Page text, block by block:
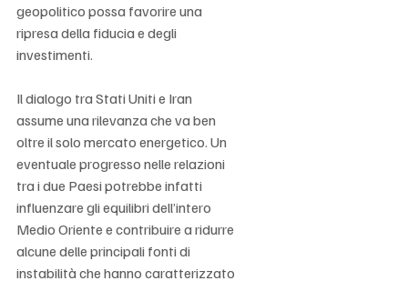
geopolitico possa favorire una
ripresa della fiducia e degli
investimenti.
Il dialogo tra Stati Uniti e Iran
assume una rilevanza che va ben
oltre il solo mercato energetico. Un
eventuale progresso nelle relazioni
tra i due Paesi potrebbe infatti
influenzare gli equilibri dell’intero
Medio Oriente e contribuire a ridurre
alcune delle principali fonti di
instabilità che hanno caratterizzato